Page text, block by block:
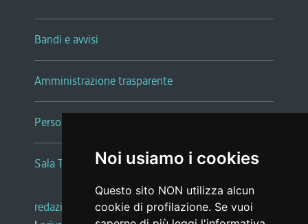
Noi usiamo i cookies
Questo sito NON utilizza alcun
cookie di profilazione. Se vuoi
Bandi e avvisi
Amministrazione trasparente
Persone e Uffici
Sala Tiziano Tessitori
redazione web |note legali |glossario